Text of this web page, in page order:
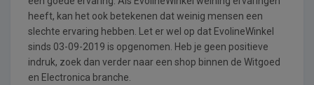
heeft, kan het ook betekenen dat weinig mensen een
slechte ervaring hebben. Let er wel op dat EvolineWinkel
sinds 03-09-2019 is opgenomen. Heb je geen positieve
indruk, zoek dan verder naar een shop binnen de Witgoed
en Electronica branche.